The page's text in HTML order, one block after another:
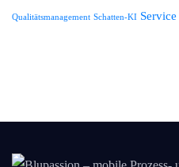
Qualitätsmanagement Schatten-KI Service